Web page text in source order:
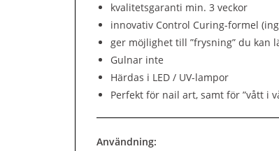
kvalitetsgaranti min. 3 veckor
innovativ Control Curing-formel
ger möjlighet till ”frysning” du kan
Gulnar inte
Härdas i LED / UV-lampor
Perfekt för nail art, samt för ”vått i
Användning: